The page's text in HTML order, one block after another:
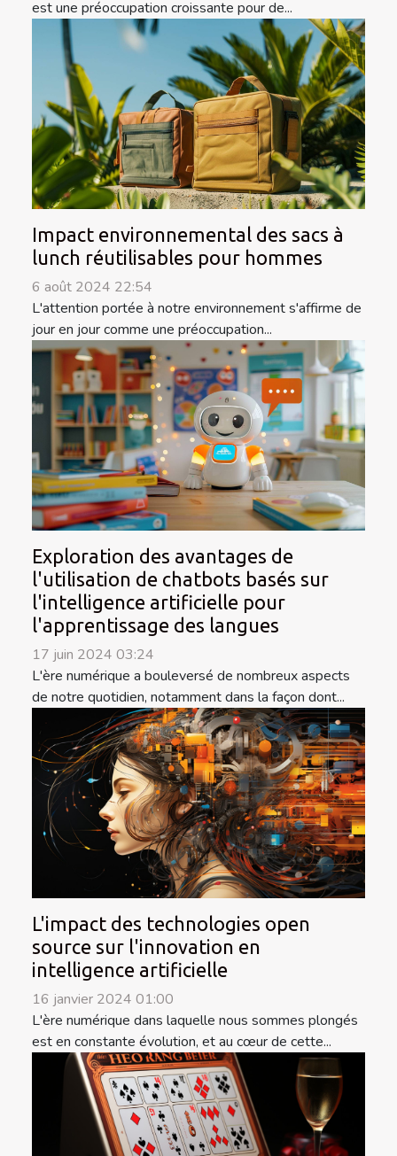
est une préoccupation croissante pour de...
Impact environnemental des sacs à
lunch réutilisables pour hommes
6 août 2024 22:54
L'attention portée à notre environnement s'affirme de
jour en jour comme une préoccupation...
Exploration des avantages de
l'utilisation de chatbots basés sur
l'intelligence artificielle pour
l'apprentissage des langues
17 juin 2024 03:24
L'ère numérique a bouleversé de nombreux aspects
de notre quotidien, notamment dans la façon dont...
L'impact des technologies open
source sur l'innovation en
intelligence artificielle
16 janvier 2024 01:00
L'ère numérique dans laquelle nous sommes plongés
est en constante évolution, et au cœur de cette...